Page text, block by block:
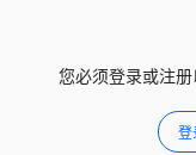
您必须登录或注
登